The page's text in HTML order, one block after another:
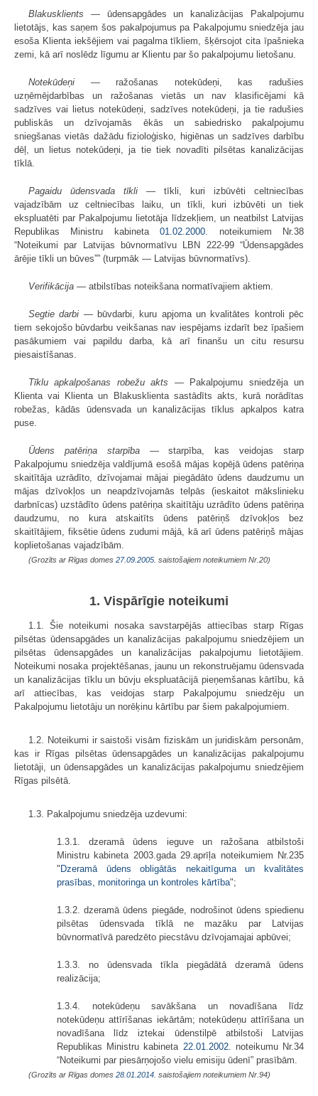
Blakusklients — ūdensapgādes un kanalizācijas Pakalpojumu
lietotājs, kas saņem šos pakalpojumus pa Pakalpojumu sniedzēja jau
esoša Klienta iekšējiem vai pagalma tīkliem, šķērsojot cita īpašnieka
zemi, kā arī noslēdz līgumu ar Klientu par šo pakalpojumu lietošanu.
Notekūdeņi — ražošanas notekūdeņi, kas radušies
uzņēmējdarbības un ražošanas vietās un nav klasificējami kā
sadzīves vai lietus notekūdeņi, sadzīves notekūdeņi, ja tie radušies
publiskās un dzīvojamās ēkās un sabiedrisko pakalpojumu
sniegšanas vietās dažādu fizioloģisko, higiēnas un sadzīves darbību
dēļ, un lietus notekūdeņi, ja tie tiek novadīti pilsētas kanalizācijas
tīklā.
Pagaidu ūdensvada tīkli — tīkli, kuri izbūvēti celtniecības
vajadzībām uz celtniecības laiku, un tīkli, kuri izbūvēti un tiek
ekspluatēti par Pakalpojumu lietotāja līdzekļiem, un neatbilst Latvijas
Republikas Ministru kabineta01.02.2000.
noteikumiem Nr.38
“Noteikumi par Latvijas būvnormatīvu LBN 222-99 “Ūdensapgādes
ārējie tīkli un būves”” (turpmāk — Latvijas būvnormatīvs).
Verifikācija — atbilstības noteikšana normatīvajiem aktiem.
Segtie darbi — būvdarbi, kuru apjoma un kvalitātes kontroli pēc
tiem sekojošo būvdarbu veikšanas nav iespējams izdarīt bez īpašiem
pasākumiem vai papildu darba, kā arī finanšu un citu resursu
piesaistīšanas.
Tīklu apkalpošanas robežu akts — Pakalpojumu sniedzēja un
Klienta vai Klienta un Blakusklienta sastādīts akts, kurā norādītas
robežas, kādās ūdensvada un kanalizācijas tīklus apkalpos katra
puse.
Ūdens patēriņa starpība— starpība, kas veidojas starp
Pakalpojumu sniedzēja valdījumā esošā mājas kopējā ūdens patēriņa
skaitītāja uzrādīto, dzīvojamai mājai piegādāto ūdens daudzumu un
mājas dzīvokļos un neapdzīvojamās telpās (ieskaitot mākslinieku
darbnīcas) uzstādīto ūdens patēriņa skaitītāju uzrādīto ūdens patēriņa
daudzumu, no kura atskaitīts ūdens patēriņš dzīvokļos bez
skaitītājiem, fiksētie ūdens zudumi mājā, kā arī ūdens patēriņš mājas
koplietošanas vajadzībām.
(Grozīts ar Rīgas domes 27.09.2005. saistošajiem noteikumiem Nr.20)
1. Vispārīgie noteikumi
1.1. Šie noteikumi nosaka savstarpējās attiecības starp Rīgas
pilsētas ūdensapgādes un kanalizācijas pakalpojumu sniedzējiem un
pilsētas ūdensapgādes un kanalizācijas pakalpojumu lietotājiem.
Noteikumi nosaka projektēšanas, jaunu un rekonstruējamu ūdensvada
un kanalizācijas tīklu un būvju ekspluatācijā pieņemšanas kārtību, kā
arī attiecības, kas veidojas starp Pakalpojumu sniedzēju un
Pakalpojumu lietotāju un norēķinu kārtību par šiem pakalpojumiem.
1.2. Noteikumi ir saistoši visām fiziskām un juridiskām personām,
kas ir Rīgas pilsētas ūdensapgādes un kanalizācijas pakalpojumu
lietotāji, un ūdensapgādes un kanalizācijas pakalpojumu sniedzējiem
Rīgas pilsētā.
1.3. Pakalpojumu sniedzēja uzdevumi:
1.3.1. dzeramā ūdens ieguve un ražošana atbilstoši
Ministru kabineta 2003.gada 29.aprīļa noteikumiem Nr.235
" Dzeramā ūdens obligātās nekaitīguma un kvalitātes
prasības, monitoringa un kontroles kārtība";
1.3.2. dzeramā ūdens piegāde, nodrošinot ūdens spiedienu
pilsētas ūdensvada tīklā ne mazāku par Latvijas
būvnormatīvā paredzēto piecstāvu dzīvojamajai apbūvei;
1.3.3. no ūdensvada tīkla piegādātā dzeramā ūdens
realizācija;
1.3.4. notekūdeņu savākšana un novadīšana līdz
notekūdeņu attīrīšanas iekārtām; notekūdeņu attīrīšana un
novadīšana līdz iztekai ūdenstilpē atbilstoši Latvijas
Republikas Ministru kabineta 22.01.2002. noteikumu Nr.34
“Noteikumi par piesārņojošo vielu emisiju ūdenī” prasībām.
(Grozīts ar Rīgas domes 28.01.2014. saistošajiem noteikumiem Nr.94)